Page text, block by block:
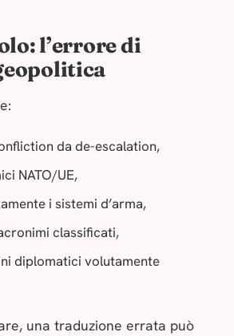
l’errore di
da de-escalation,
NATO/UE,
i sistemi d’arma,
classificati,
diplomatici volutamente
una traduzione errata può